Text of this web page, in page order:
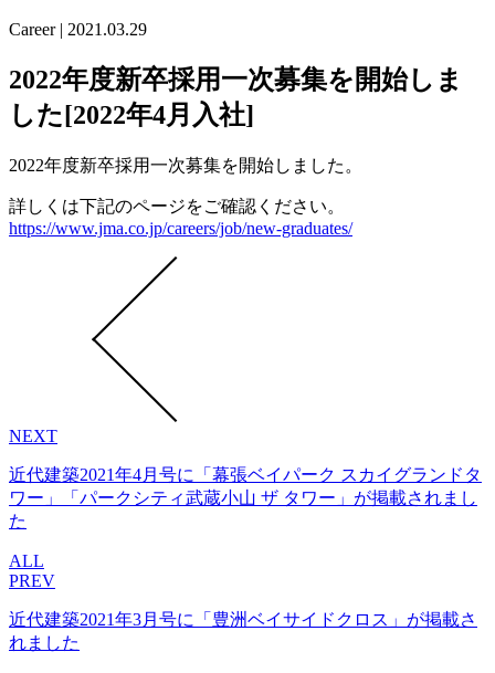
Career| 2021.03.29
2022年度新卒採用一次募集を開始しま
した[2022年4月入社]
2022年度新卒採用一次募集を開始しました。
詳しくは下記のページをご確認ください。
https://www.jma.co.jp/careers/job/new-graduates/
NEXT
近代建築2021年4月号に「幕張ベイパーク スカイグランドタ
ワー」「パークシティ武蔵小山 ザ タワー」が掲載されまし
た
ALL
PREV
近代建築2021年3月号に「豊洲ベイサイドクロス」が掲載さ
れました